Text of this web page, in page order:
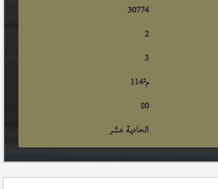
30774
2
3
114م²
80
الحادية عشر